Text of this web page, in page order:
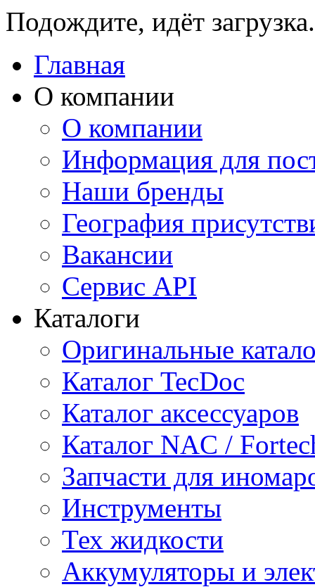
Подождите, идёт
Главная
О компании
О компании
Информация для
Наши бренды
География
Вакансии
Сервис API
Каталоги
Оригинальные
Каталог TecDoc
Каталог аксессуаров
Каталог NAC /
Запчасти для
Инструменты
Тех жидкости
Аккумуляторы и